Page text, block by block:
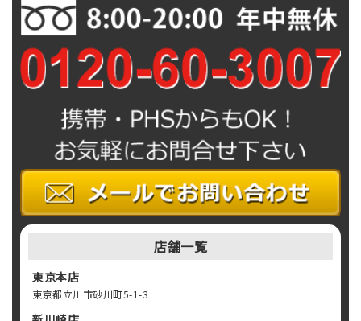
店舗一覧
東京本店
東京都立川市砂川町5-1-3